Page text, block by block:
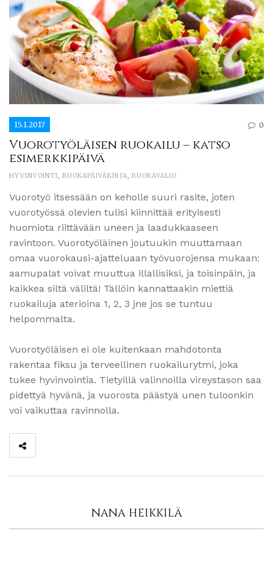
15.1.2017 0
Vuorotyöläisen ruokailu – katso
esimerkkipäivä
HYVINVOINTI RUOKAPÄIVÄKIRJA RUOKAVALIO
Vuorotyö itsessään on keholle suuri rasite, joten
vuorotyössä olevien tulisi kiinnittää erityisesti
huomiota riittävään uneen ja laadukkaaseen
ravintoon. Vuorotyöläinen joutuukin muuttamaan
omaa vuorokausi-ajatteluaan työvuorojensa mukaan:
aamupalat voivat muuttua illallisiksi, ja toisinpäin, ja
kaikkea siltä väliltä! Tällöin kannattaakin miettiä
ruokailuja aterioina 1, 2, 3 jne jos se tuntuu
helpommalta.
Vuorotyöläisen ei ole kuitenkaan mahdotonta
rakentaa fiksu ja terveellinen ruokailurytmi, joka
tukee hyvinvointia. Tietyillä valinnoilla vireystason saa
pidettyä hyvänä, ja vuorosta päästyä unen tuloonkin
voi vaikuttaa ravinnolla.
NANA HEIKKILÄ